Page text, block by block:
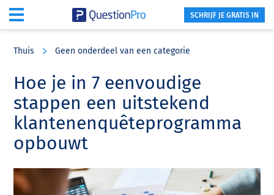
content
sidebar
SCHRIJF JE GRATIS IN
Thuis Geen onderdeel van een categorie
Hoe je in 7 eenvoudige
stappen een uitstekend
klantenenquêteprogramma
opbouwt